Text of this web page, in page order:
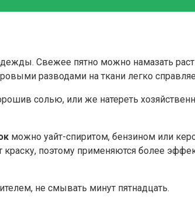
Свежее пятно можно намазать
разводами на ткани легко
солью, или же натереть
можно уайт-спиритом, бензином или
поэтому применяются более
не смывать минут пятнадцать.